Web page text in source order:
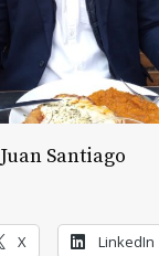
Juan Santiago
X LinkedIn